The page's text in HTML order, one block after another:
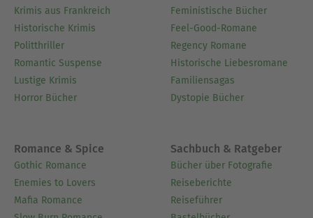
Krimis aus Frankreich
Historische Krimis
Politthriller
Romantic Suspense
Lustige Krimis
Horror Bücher
Feministische Bücher
Feel-Good-Romane
Regency Romane
Historische Liebesromane
Familiensagas
Dystopie Bücher
Romance & Spice
Gothic Romance
Enemies to Lovers
Mafia Romance
Sachbuch & Ratgeber
Bücher über Fotografie
Reiseberichte
Reiseführer